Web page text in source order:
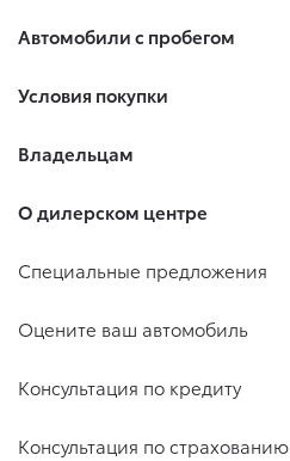
Автомобили с пробегом
Условия покупки
Владельцам
О дилерском центре
Специальные предложения
Оцените ваш автомобиль
Консультация по кредиту
Консультация по страхованию